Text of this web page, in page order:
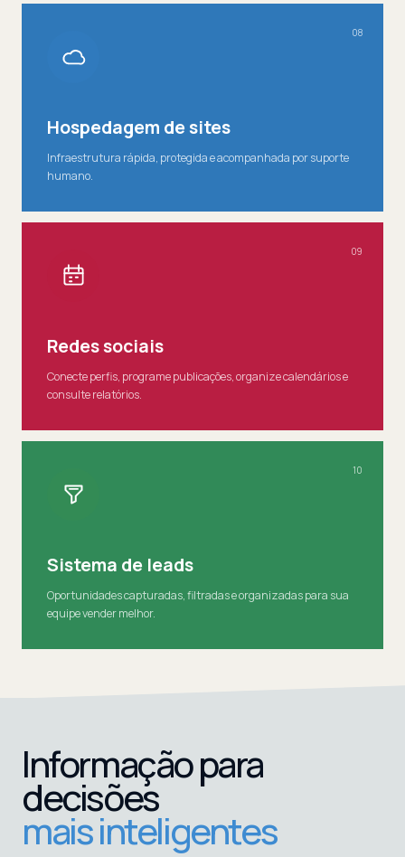
08
Hospedagem de sites
Infraestrutura rápida, protegida e acompanhada por suporte
humano.
09
Redes sociais
Conecte perfis, programe publicações, organize calendários e
consulte relatórios.
10
Sistema de leads
Oportunidades capturadas, filtradas e organizadas para sua
equipe vender melhor.
Informação para
decisões
mais inteligentes